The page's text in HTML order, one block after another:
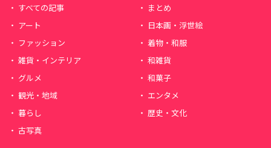
すべての記事
まとめ
アート
日本画・浮世絵
ファッション
着物・和服
雑貨・インテリア
和雑貨
グルメ
和菓子
観光・地域
エンタメ
暮らし
歴史・文化
古写真